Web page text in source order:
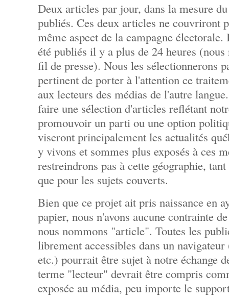
Deux articles par jour, dans la mesure
publiés. Ces deux articles ne couvriront
même aspect de la campagne
été publiés il y a plus de 24 heures
fil de presse). Nous les sélectionnerons
pertinent de porter à l'attention ce
aux lecteurs des médias de l'autre
faire une sélection d'articles reflétant
promouvoir un parti ou une option
viseront principalement les actualités
y vivons et sommes plus exposés à ces
restreindrons pas à cette géographie,
que pour les sujets couverts.
Bien que ce projet ait pris naissance en
papier, nous n'avons aucune contrainte
nous nommons "article". Toutes les
librement accessibles dans un
etc.) pourrait être sujet à notre échange
terme "lecteur" devrait être compris
exposée au média, peu importe le